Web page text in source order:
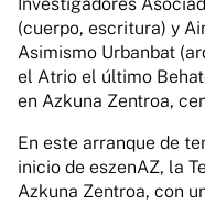
(cuerpo, escritura) y
Asimismo Urbanbat
el Atrio el último
en Azkuna Zentroa,
En este arranque de
inicio de eszenAZ, la
Azkuna Zentroa, con